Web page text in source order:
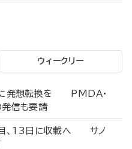
ウィークリー
に発想転換を PMDA・
発信も要請
目、13日に収載へ サノ